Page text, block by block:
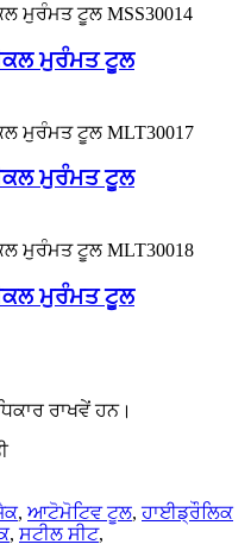
ਮੁਰੰਮਤ ਟੂਲ
ਮੁਰੰਮਤ ਟੂਲ
ਮੁਰੰਮਤ ਟੂਲ
ਰਾਖਵੇਂ ਹਨ।
, ਆਟੋਮੋਟਿਵ ਟੂਲ,ਹਾਈਡ੍ਰੌਲਿਕ
, ਸਟੀਲ ਸੀਟ,